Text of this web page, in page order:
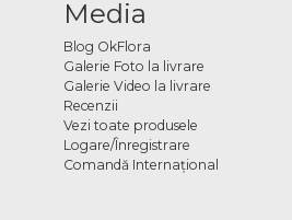
Media
Blog OkFlora
Galerie Foto la livrare
Galerie Video la livrare
Recenzii
Vezi toate produsele
Logare/Înregistrare
Comandă Internațional